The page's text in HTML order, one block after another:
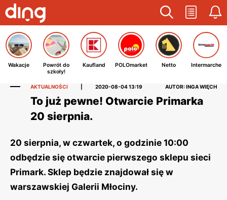
Wakacje
Powrót do
szkoły!
Kaufland POLOmarket Netto Intermarche
AKTUALNOŚCI 2020-08-04 13:19 AUTOR: INGA WIĘCH
To już pewne! Otwarcie Primarka
20 sierpnia.
20 sierpnia, w czwartek, o godzinie 10:00
odbędzie się otwarcie pierwszego sklepu sieci
Primark. Sklep będzie znajdował się w
warszawskiej Galerii Młociny.